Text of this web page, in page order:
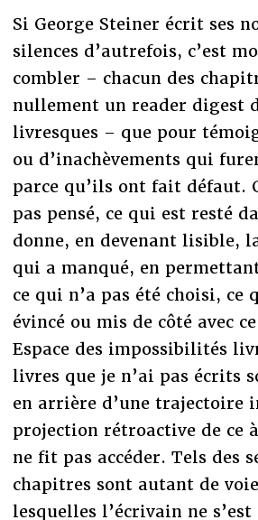
Si George Steiner écrit ses
silences d’autrefois, c’est
combler – chacun des
nullement un reader digest
livresques – que pour
ou d’inachèvements qui
parce qu’ils ont fait défaut.
pas pensé, ce qui est resté
donne, en devenant lisible,
qui a manqué, en
ce qui n’a pas été choisi, ce
évincé ou mis de côté avec
Espace des impossibilités
livres que je n’ai pas écrits
en arrière d’une trajectoire
projection rétroactive de ce
ne fit pas accéder. Tels des
chapitres sont autant de
lesquelles l’écrivain ne s’est